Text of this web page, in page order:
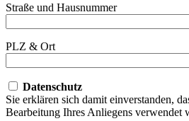
Straße und Hausnummer
PLZ & Ort
Datenschutz
Sie erklären sich damit einverstanden,
Bearbeitung Ihres Anliegens verwendet